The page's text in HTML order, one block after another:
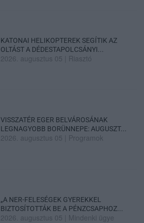
KATONAI HELIKOPTEREK SEGÍTIK AZ
OLTÁST A DÉDESTAPOLCSÁNYI...
2026. augusztus 05 Riasztó
VISSZATÉR EGER BELVÁROSÁNAK
LEGNAGYOBB BORÜNNEPE: AUGUSZT...
2026. augusztus 05 Programok
„A NER-FELESÉGEK GYEREKKEL
BIZTOSÍTOTTÁK BE A PÉNZCSAPHOZ...
2026. augusztus 05 Mindenki ügye